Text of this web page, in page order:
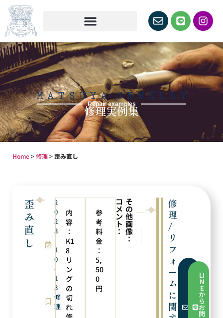
Repair examples
修理実例集
Home>修理>歪み直し
歪
み
直
し
2
0
2
3
-
1
0
-
1
3
修
理
内
容
：
K1
8
リ
ン
グ
の
切
れ
参
考
料
金
：
5,
50
0
円
コ
メ
ン
ト
：
そ
の
他
画
像
：
修
理
/
リ
フ
ォ
ー
ム
に
関
フ
ら
お
LI
N
E
か
ら
お
問